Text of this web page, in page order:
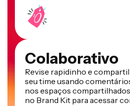
Colaborativo
Revise rapidinho e
seu time usando
nos espaços
no Brand Kit para acessar